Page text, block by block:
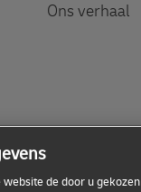
Ons verhaal
de door u gekozen